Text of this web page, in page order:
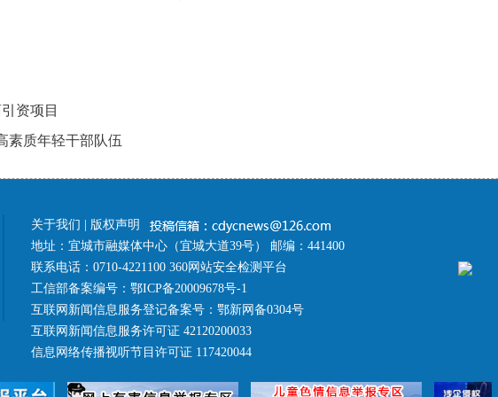
资项目
素质年轻干部队伍
关于我们
版权声明
地址：宜城市融媒体中心（宜城大道39号） 邮编：441400
联系电话：0710-4221100 360网站安全检测平台
工信部备案编号： 鄂ICP备20009678号-1
互联网新闻信息服务登记备案号：鄂新网备0304号
互联网新闻信息服务许可证 42120200033
信息网络传播视听节目许可证 117420044